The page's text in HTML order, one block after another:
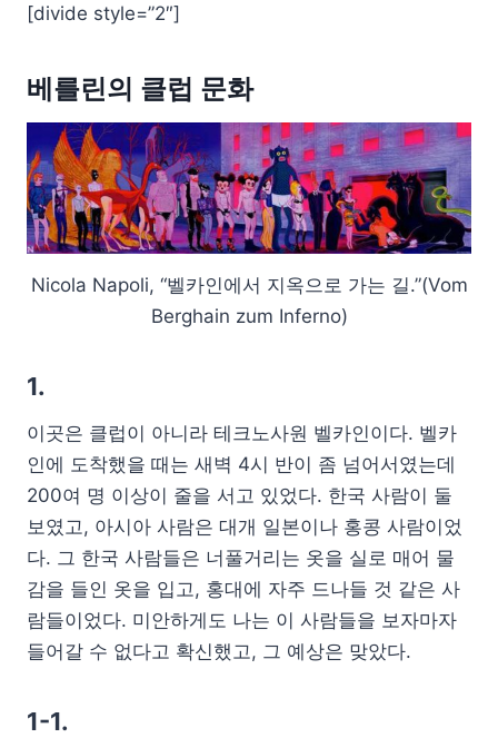
[divide style=”2″]
베를린의 클럽 문화
Nicola Napoli, “벨카인에서 지옥으로 가는 길.”(Vom
Berghain zum Inferno)
1.
이곳은 클럽이 아니라 테크노사원 벨카인이다. 벨카
인에 도착했을 때는 새벽 4시 반이 좀 넘어서였는데
200여 명 이상이 줄을 서고 있었다. 한국 사람이 둘
보였고, 아시아 사람은 대개 일본이나 홍콩 사람이었
다. 그 한국 사람들은 너풀거리는 옷을 실로 매어 물
감을 들인 옷을 입고, 홍대에 자주 드나들 것 같은 사
람들이었다. 미안하게도 나는 이 사람들을 보자마자
들어갈 수 없다고 확신했고, 그 예상은 맞았다.
1-1.